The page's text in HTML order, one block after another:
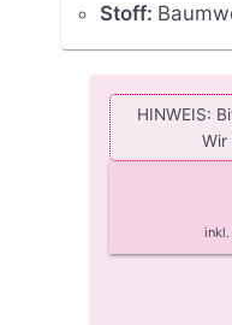
Stoff:
HINWEIS:
Wir
inkl.